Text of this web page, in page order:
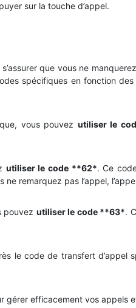
sur la touche d’appel.
que vous ne
spécifiques en fonction
vous pouvez utiliser le
utiliser le code **62*. Ce
remarquez pas l’appel,
pouvez utiliser le code **63*.
le code de transfert d’appel
efficacement vos appels